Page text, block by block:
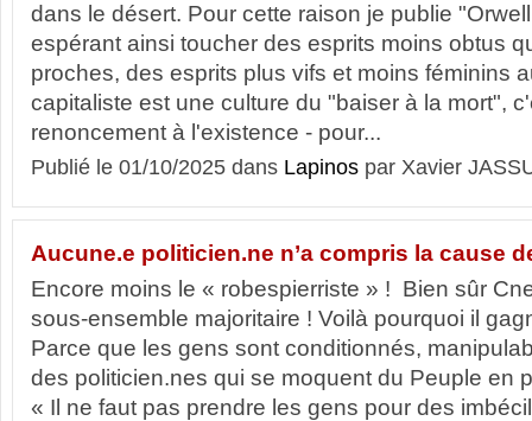
dans le désert. Pour cette raison je publie
espérant ainsi toucher des esprits moins obtus
proches, des esprits plus vifs et moins féminins
capitaliste est une culture du "baiser à la mort",
renoncement à l'existence - pour...
Publié le 01/10/2025 dans Lapinos par Xavier
Aucune.e politicien.ne n’a compris la cause
Encore moins le « robespierriste » ! Bien sûr
sous-ensemble majoritaire ! Voilà pourquoi il
Parce que les gens sont conditionnés,
des politicien.nes qui se moquent du Peuple en
« Il ne faut pas prendre les gens pour des